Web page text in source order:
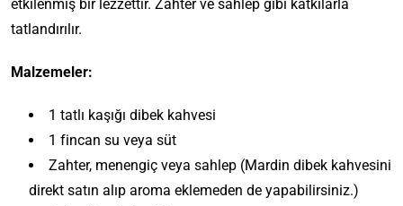
etkilenmiş bir lezzettir. Zahter ve sahlep gibi katkılarla
tatlandırılır.
Malzemeler:
1 tatlı kaşığı dibek kahvesi
1 fincan su veya süt
Zahter, menengiç veya sahlep (Mardin dibek kahvesini
direkt satın alıp aroma eklemeden de yapabilirsiniz.)